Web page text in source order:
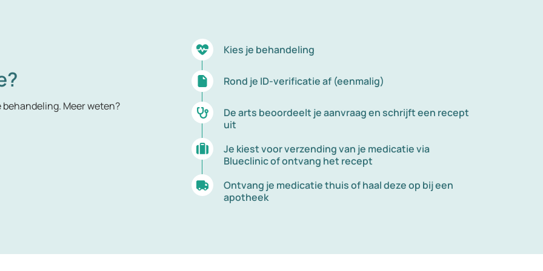
Meer weten?
Kies je behandeling
Rond je ID-verificatie af (eenmalig)
De arts beoordeelt je aanvraag en schrijft een recept
uit
Je kiest voor verzending van je medicatie via
Blueclinic of ontvang het recept
Ontvang je medicatie thuis of haal deze op bij een
apotheek